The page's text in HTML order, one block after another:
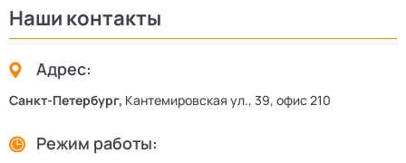
Наши контакты
Адрес:
Санкт-Петербург, Кантемировская ул., 39, офис 210
Режим работы: